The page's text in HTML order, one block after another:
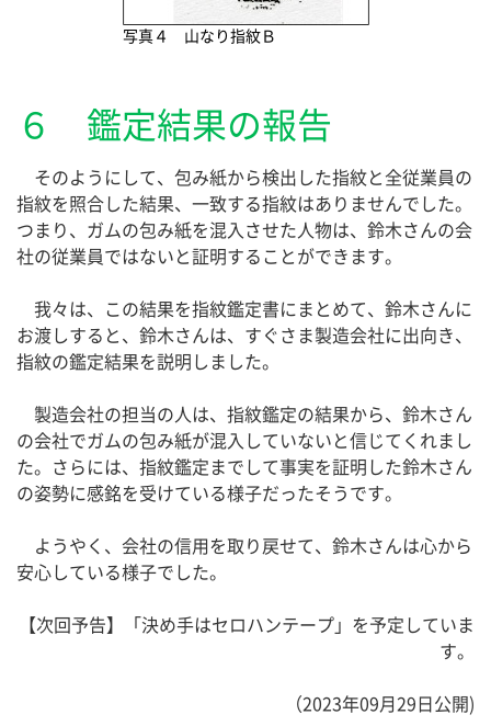
写真４ 山なり指紋Ｂ
６ 鑑定結果の報告
そのようにして、包み紙から検出した指紋と全従業員の
指紋を照合した結果、一致する指紋はありませんでした。
つまり、ガムの包み紙を混入させた人物は、鈴木さんの会
社の従業員ではないと証明することができます。
我々は、この結果を指紋鑑定書にまとめて、鈴木さんに
お渡しすると、鈴木さんは、すぐさま製造会社に出向き、
指紋の鑑定結果を説明しました。
製造会社の担当の人は、指紋鑑定の結果から、鈴木さん
の会社でガムの包み紙が混入していないと信じてくれまし
た。さらには、指紋鑑定までして事実を証明した鈴木さん
の姿勢に感銘を受けている様子だったそうです。
ようやく、会社の信用を取り戻せて、鈴木さんは心から
安心している様子でした。
【次回予告】「決め手はセロハンテープ」を予定していま
す。
（2023年09月29日公開)